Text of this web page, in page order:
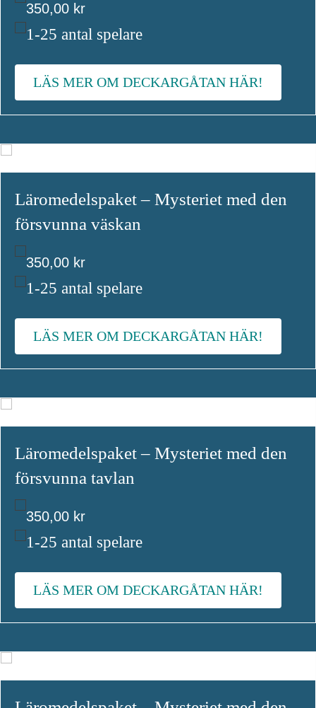
350,00 kr
1-25 antal spelare
LÄS MER OM DECKARGÅTAN HÄR!
Läromedelspaket – Mysteriet med den
försvunna väskan
350,00 kr
1-25 antal spelare
LÄS MER OM DECKARGÅTAN HÄR!
Läromedelspaket – Mysteriet med den
försvunna tavlan
350,00 kr
1-25 antal spelare
LÄS MER OM DECKARGÅTAN HÄR!